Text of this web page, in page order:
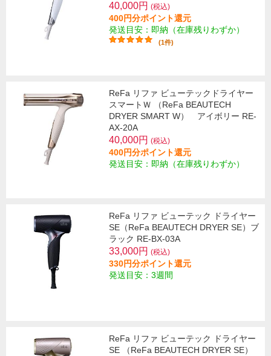
40,000円 (税込)
400円分ポイント還元
発送目安：即納（在庫残りわずか）
(1件)
ReFa リファ ビューテックドライヤー
スマートＷ （ReFa BEAUTECH
DRYER SMART W） アイボリー RE-
AX-20A
40,000円 (税込)
400円分ポイント還元
発送目安：即納（在庫残りわずか）
ReFa リファ ビューテック ドライヤー
SE（ReFa BEAUTECH DRYER SE）ブ
ラック RE-BX-03A
33,000円 (税込)
330円分ポイント還元
発送目安：3週間
ReFa リファ ビューテック ドライヤー
SE （ReFa BEAUTECH DRYER SE）